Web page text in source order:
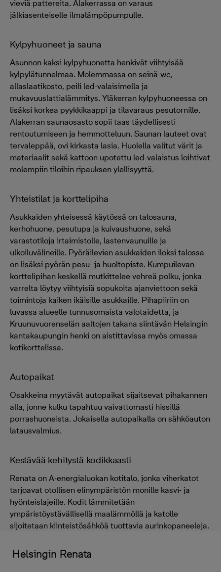
vieviä pattereita. Alakerrassa on varaus
jälkiasenteiselle ilmalämpöpumpulle.
Kylpyhuoneet ja sauna
Asunnon kaksi kylpyhuonetta henkivät viihtyisää
kylpylätunnelmaa. Molemmassa on seinä-wc,
allaslaatikosto, peili led-valaisimella ja
mukavuuslattialämmitys. Yläkerran kylpyhuoneessa on
lisäksi korkea pyykkikaappi ja tilavaraus pesutornille.
Alakerran saunaosasto sopii taas täydellisesti
rentoutumiseen ja hemmotteluun. Saunan lauteet ovat
tervaleppää, ovi kirkasta lasia. Huolella valitut värit ja
materiaalit sekä kattoon upotettu led-valaistus loihtivat
molempiin tiloihin ripauksen ylellisyyttä.
Yhteistilat ja korttelipiha
Asukkaiden yhteisessä käytössä on talosauna,
kerhohuone, pesutupa ja kuivaushuone, sekä
varastotiloja irtaimistolle, lastenvaunuille ja
ulkoiluvälineille. Pyöräilevien asukkaiden iloksi talossa
on lisäksi pyörän pesu- ja huoltopiste. Kumpuilevan
korttelipihan keskellä mutkittelee vehreä polku, jonka
varrelta löytyy viihtyisiä sopukoita ajanviettoon sekä
toimintoja kaiken ikäisille asukkaille. Pihapiiriin on
luvassa alueelle tunnusomaista valotaidetta, ja
Kruunuvuorenselän aaltojen takana siintävän Helsingin
kantakaupungin henki on aistittavissa myös omassa
kotikorttelissa.
Autopaikat
Osakkeina myytävät autopaikat sijaitsevat pihakannen
alla, jonne kulku tapahtuu vaivattomasti hissillä
porrashuoneista. Jokaisella autopaikalla on sähköauton
latausvalmius.
Kestävää kehitystä kodikkaasti
Renata on A-energialuokan kotitalo, jonka viherkatot
tarjoavat otollisen elinympäristön monille kasvi- ja
hyönteislajeille. Kodit lämmitetään
ympäristöystävällisellä maalämmöllä ja katolle
sijoitetaan kiinteistösähköä tuottavia aurinkopaneeleja.
Helsingin Renata